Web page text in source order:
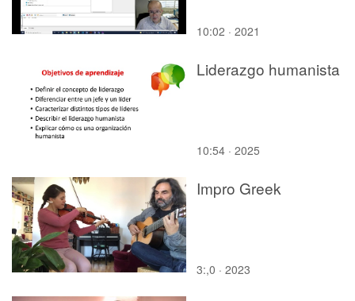
10:02 · 2021
Liderazgo humanista
10:54 · 2025
Impro Greek
3:,0 · 2023